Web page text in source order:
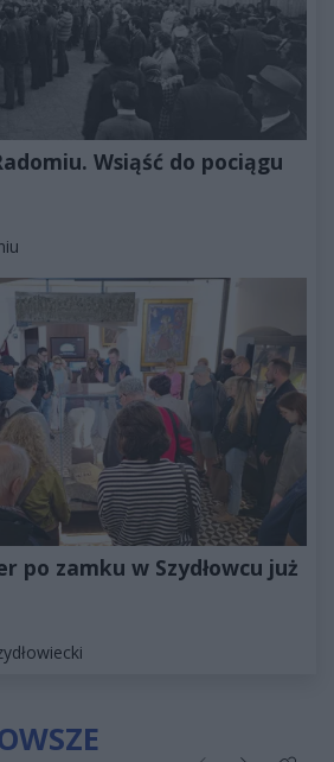
Wsiąść do pociągu
po zamku w Szydłowcu już